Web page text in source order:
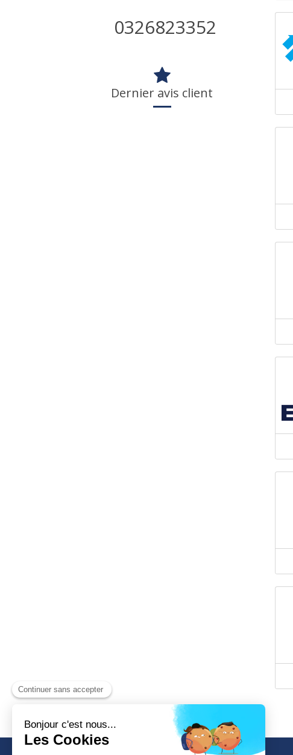
0326823352
Dernier avis client